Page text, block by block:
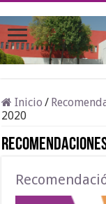
Inicio /
2020